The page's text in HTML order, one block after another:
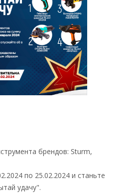
брендов: Sturm,
по 25.02.2024 и станьте
удачу".